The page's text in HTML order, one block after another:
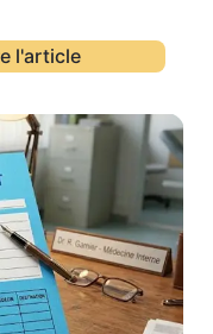
l'article